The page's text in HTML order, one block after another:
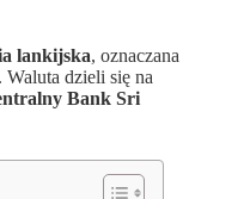
lankijska, oznaczana
Waluta dzieli się na
Bank Sri